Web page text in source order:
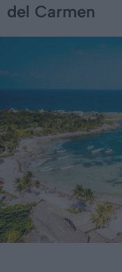
del Carmen